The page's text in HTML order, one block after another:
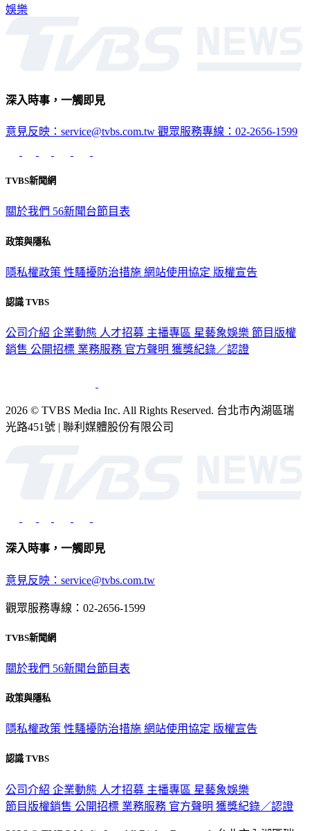
娛樂
深入時事，一觸即見
意見反映：service@tvbs.com.tw 觀眾服務專線：02-2656-1599
TVBS新聞網
關於我們 56新聞台節目表
政策與隱私
隱私權政策 性騷擾防治措施 網站使用協定 版權宣告
認識 TVBS
公司介紹 企業動態 人才招募 主播專區 星藝象娛樂 節目版權
銷售 公開招標 業務服務 官方聲明 獲獎紀錄／認證
2026 © TVBS Media Inc. All Rights Reserved. 台北市內湖區瑞
光路451號 | 聯利媒體股份有限公司
深入時事，一觸即見
意見反映：service@tvbs.com.tw
觀眾服務專線：02-2656-1599
TVBS新聞網
關於我們 56新聞台節目表
政策與隱私
隱私權政策 性騷擾防治措施 網站使用協定 版權宣告
認識 TVBS
公司介紹 企業動態 人才招募 主播專區 星藝象娛樂
節目版權銷售 公開招標 業務服務 官方聲明 獲獎紀錄／認證